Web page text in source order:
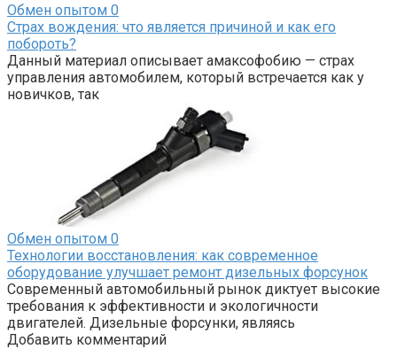
Обмен опытом 0
Страх вождения: что является причиной и как его
побороть?
Данный материал описывает амаксофобию — страх
управления автомобилем, который встречается как у
новичков, так
Обмен опытом 0
Технологии восстановления: как современное
оборудование улучшает ремонт дизельных форсунок
Современный автомобильный рынок диктует высокие
требования к эффективности и экологичности
двигателей. Дизельные форсунки, являясь
Добавить комментарий